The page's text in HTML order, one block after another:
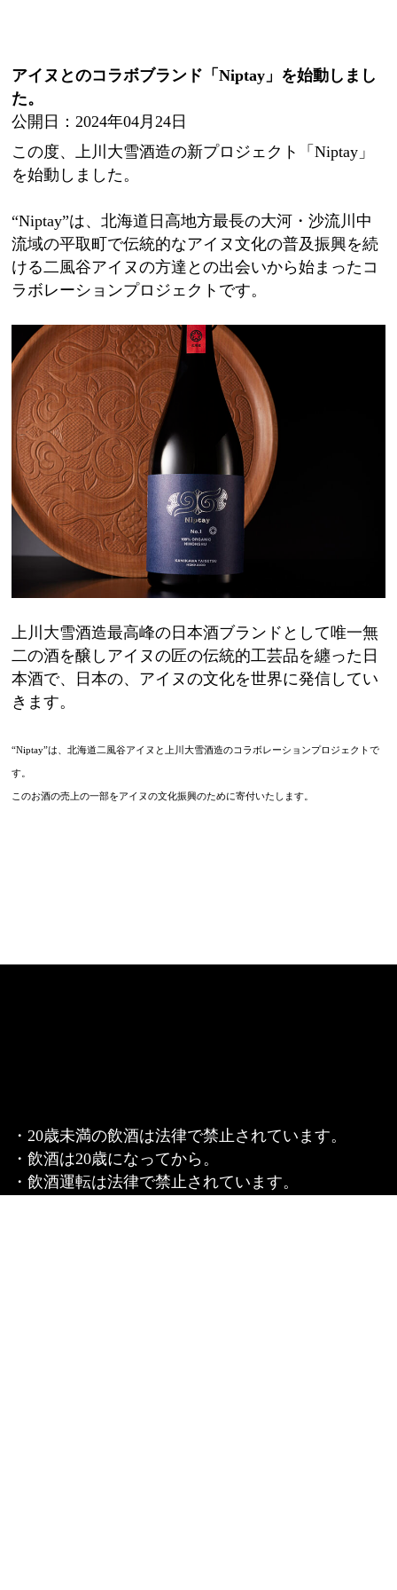
アイヌとのコラボブランド「Niptay」を始動しまし
た。
公開日：2024年04月24日
この度、上川大雪酒造の新プロジェクト「Niptay」
を始動しました。
“Niptay”は、北海道日高地方最長の大河・沙流川中
流域の平取町で伝統的なアイヌ文化の普及振興を続
ける二風谷アイヌの方達との出会いから始まったコ
ラボレーションプロジェクトです。
上川大雪酒造最高峰の日本酒ブランドとして唯一無
二の酒を醸しアイヌの匠の伝統的工芸品を纏った日
本酒で、日本の、アイヌの文化を世界に発信してい
きます。
“Niptay”は、北海道二風谷アイヌと上川大雪酒造のコラボレーションプロジェクトで
す。
このお酒の売上の一部をアイヌの文化振興のために寄付いたします。
・20歳未満の飲酒は法律で禁止されています。
・飲酒は20歳になってから。
・飲酒運転は法律で禁止されています。